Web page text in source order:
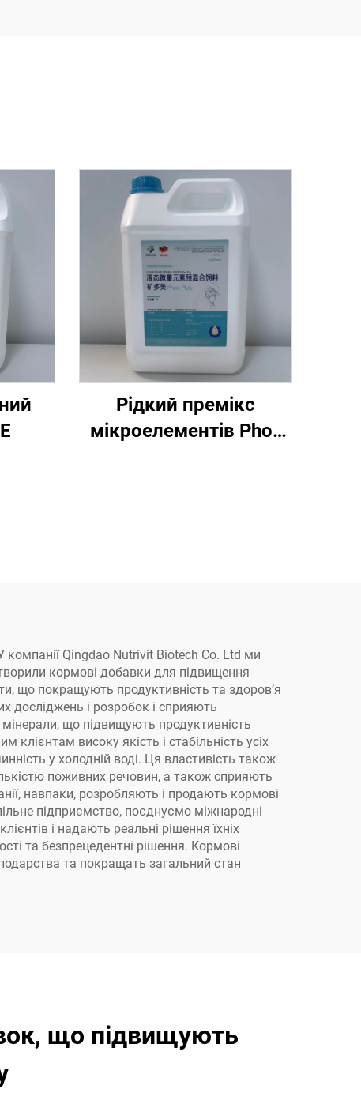
Рідкий премікс
мікроелементів Phos
компанії Qingdao Nutrivit Biotech Co. Ltd ми
кормові добавки для підвищення
що покращують продуктивність та здоров’я
досліджень і розробок і сприяють
що підвищують продуктивність
високу якість і стабільність усіх
у холодній воді. Ця властивість також
поживних речовин, а також сприяють
навпаки, розробляють і продають кормові
підприємство, поєднуємо міжнародні
і надають реальні рішення їхніх
та безпрецедентні рішення. Кормові
та покращать загальний стан
що підвищують